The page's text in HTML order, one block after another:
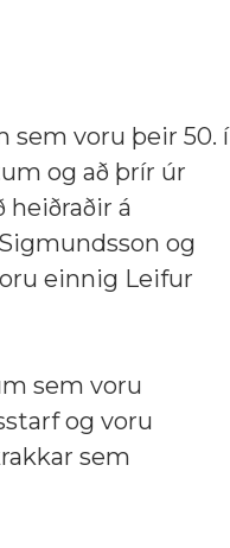
sem voru þeir 50. í
og að þrír úr
á
og
einnig Leifur
sem voru
og voru
sem